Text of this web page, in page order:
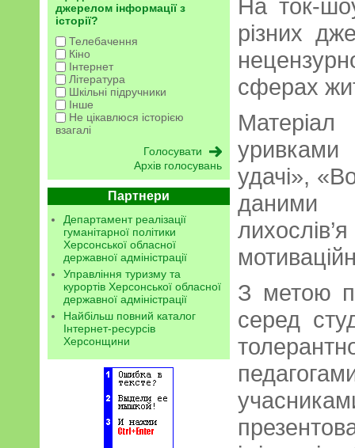
джерелом інформації з
історії?
Телебачення
Кіно
Інтернет
Література
Шкільні підручники
Інше
Не цікавлюся історією
взагалі
Архів голосувань
Партнери
Департамент реалізації
гуманітарної політики
Херсонської обласної
державної адміністрації
Управління туризму та
курортів Херсонської обласної
державної адміністрації
Найбільш повний каталог
Інтернет-ресурсів
Херсонщини
На ток-
різних
сферах
Матеріал
уривками
удачі»,
даними
З метою
серед